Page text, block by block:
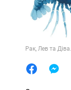
Рак, Лев та